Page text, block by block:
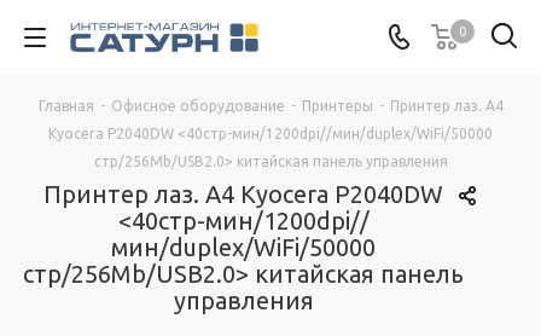
0
Главная - Офисное оборудование - Принтеры - Принтер лаз. A4
Kyocera P2040DW <40стр-мин/1200dpi//мин/duplex/WiFi/50000
стр/256Mb/USB2.0> китайская панель управления
Принтер лаз. A4 Kyocera P2040DW
<40стр-мин/1200dpi//
мин/duplex/WiFi/50000
стр/256Mb/USB2.0> китайская панель
управления